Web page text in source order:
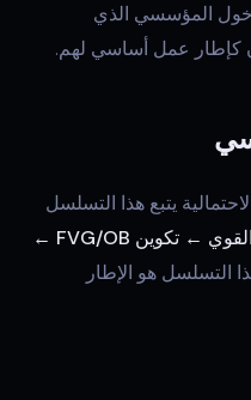
المؤسسي الذي
يتبع هذا التسلسل
مسح السيولة ← التحرك القوي ← تكوين FVG/OB ←
التسلسل هو الإطار